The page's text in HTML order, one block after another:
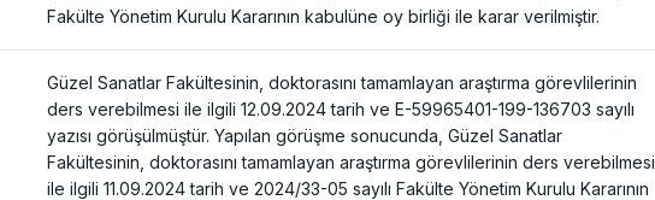
Fakülte Yönetim Kurulu Kararının kabulüne oy birliği ile karar verilmiştir.
Güzel Sanatlar Fakültesinin, doktorasını tamamlayan araştırma görevlilerinin
ders verebilmesi ile ilgili 12.09.2024 tarih ve E-59965401-199-136703 sayılı
yazısı görüşülmüştür. Yapılan görüşme sonucunda, Güzel Sanatlar
Fakültesinin, doktorasını tamamlayan araştırma görevlilerinin ders verebilmesi
ile ilgili 11.09.2024 tarih ve 2024/33-05 sayılı Fakülte Yönetim Kurulu Kararının